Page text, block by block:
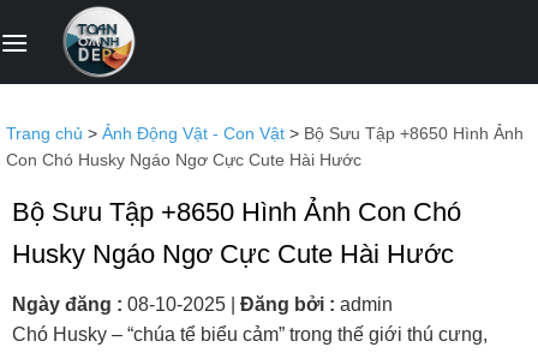
qua
Trang chủ > Ảnh Động Vật - Con Vật > Bộ Sưu Tập +8650 Hình Ảnh
Con Chó Husky Ngáo Ngơ Cực Cute Hài Hước
Bộ Sưu Tập +8650 Hình Ảnh Con Chó
Husky Ngáo Ngơ Cực Cute Hài Hước
Ngày đăng : 08-10-2025 Đăng bởi : admin
Chó Husky – “chúa tể biểu cảm” trong thế giới thú cưng,